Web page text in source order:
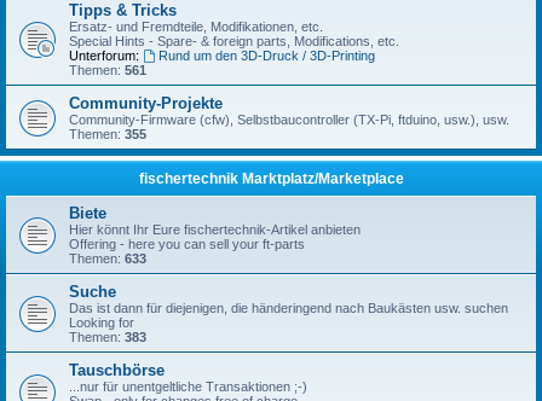
Tipps & Tricks
Ersatz- und Fremdteile, Modifikationen, etc.
Special Hints - Spare- & foreign parts, Modifications, etc.
Unterforum:
Rund um den 3D-Druck / 3D-Printing
Themen: 561
Community-Projekte
Community-Firmware (cfw), Selbstbaucontroller (TX-Pi, ftduino, usw.), usw.
Themen: 355
fischertechnik Marktplatz/Marketplace
Biete
Hier könnt Ihr Eure fischertechnik-Artikel anbieten
Offering - here you can sell your ft-parts
Themen: 633
Suche
Das ist dann für diejenigen, die händeringend nach Baukästen usw. suchen
Looking for
Themen: 383
Tauschbörse
...nur für unentgeltliche Transaktionen ;-)